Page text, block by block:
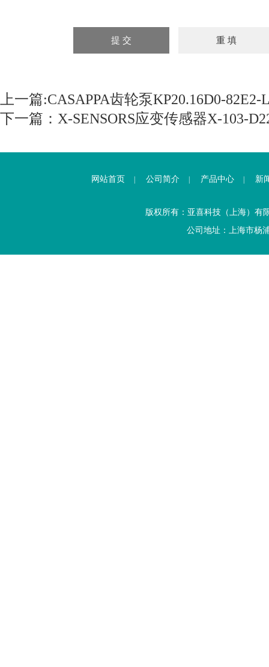
上一篇:CASAPPA齿轮泵KP20.16D0-82E2-
下一篇： X-SENSORS应变传感器X-103-
网站首页 公司简介 产品中心 新
版权所有：亚喜科技（上海）
公司地址：上海市杨